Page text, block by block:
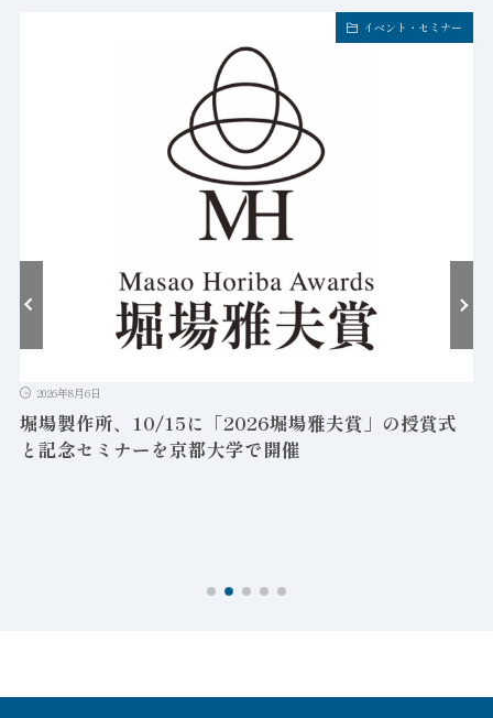
イベント・セミナー
2026年8月6日
堀場製作所、10/15に「2026堀場雅夫賞」の授賞式
と記念セミナーを京都大学で開催